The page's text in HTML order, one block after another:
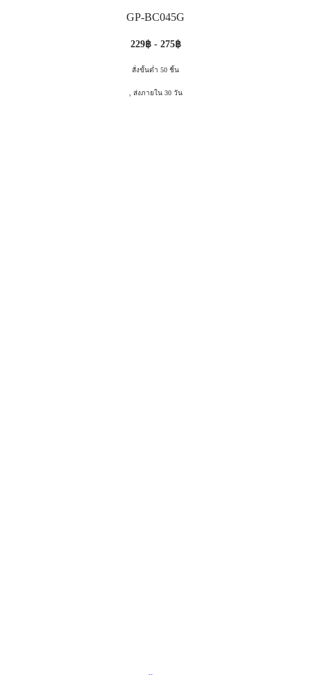
GP-BC045G
229฿ - 275฿
สั่งขั้นต่ำ 50 ชิ้น
, ส่งภายใน 30 วัน